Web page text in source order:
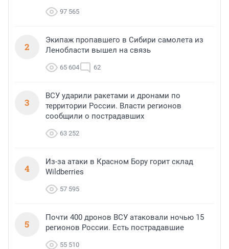
97 565
2
Экипаж пропавшего в Сибири самолета из
Ленобласти вышел на связь
65 604 62
3
ВСУ ударили ракетами и дронами по
территории России. Власти регионов
сообщили о пострадавших
63 252
4
Из-за атаки в Красном Бору горит склад
Wildberries
57 595
5
Почти 400 дронов ВСУ атаковали ночью 15
регионов России. Есть пострадавшие
55 510